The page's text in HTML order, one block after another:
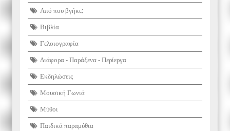
Από που βγήκε;
Βιβλία
Γελοιογραφία
Διάφορα - Παράξενα - Περίεργα
Εκδηλώσεις
Μουσική Γωνιά
Μύθοι
Παιδικά παραμύθια